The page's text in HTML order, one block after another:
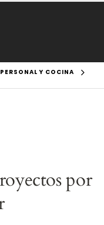
Y COCINA
por